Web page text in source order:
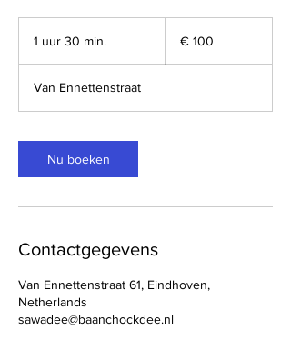
1 uur 30 min.
3
0
i
n
.
€ 100
Van Ennettenstraat
Nu boeken
Contactgegevens
Van Ennettenstraat 61, Eindhoven,
Netherlands
sawadee@baanchockdee.nl